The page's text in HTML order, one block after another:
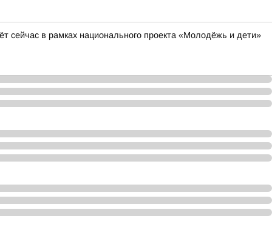
в рамках национального проекта «Молодёжь и дети»